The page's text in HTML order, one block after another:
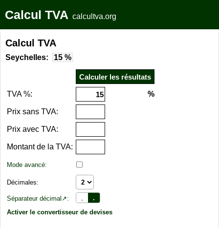
Calcul TVA calcultva.org
Calcul TVA
Seychelles: 15 %
TVA %: %
Prix sans TVA:
Prix avec TVA:
Montant de la TVA:
Mode avancé:
Décimales:
Séparateur décimal↗: .
Activer le convertisseur de devises